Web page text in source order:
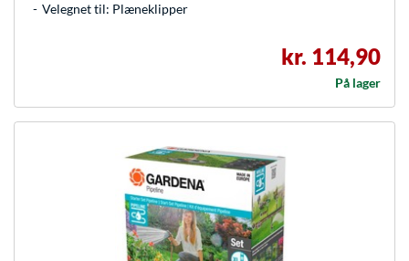
Velegnet til: Plæneklipper
kr. 114,90
På lager